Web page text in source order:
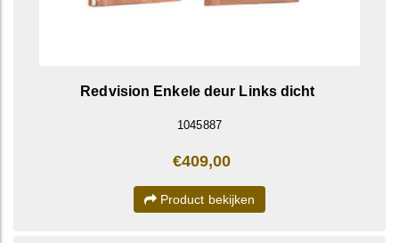
Redvision Enkele deur Links dicht
1045887
€409,00
Product bekijken